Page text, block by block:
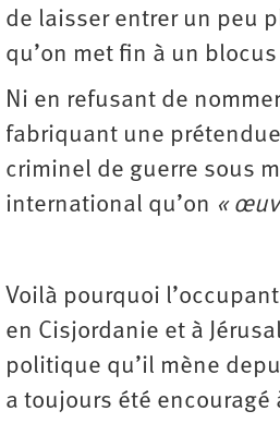
de laisser entrer un peu
qu’on met fin à un
Ni en refusant de
fabriquant une
criminel de guerre sous
international qu’on «
Voilà pourquoi
en Cisjordanie et à
politique qu’il mène
a toujours été encouragé